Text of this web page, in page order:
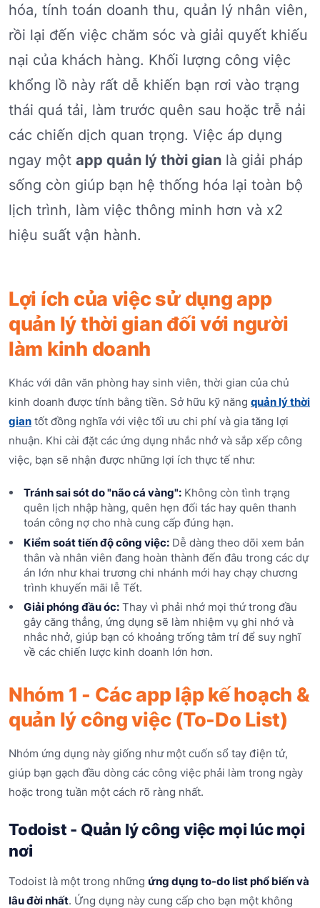
hóa, tính toán doanh thu, quản lý nhân viên,
rồi lại đến việc chăm sóc và giải quyết khiếu
nại của khách hàng. Khối lượng công việc
khổng lồ này rất dễ khiến bạn rơi vào trạng
thái quá tải, làm trước quên sau hoặc trễ nải
các chiến dịch quan trọng. Việc áp dụng
ngay một app quản lý thời gian là giải pháp
sống còn giúp bạn hệ thống hóa lại toàn bộ
lịch trình, làm việc thông minh hơn và x2
hiệu suất vận hành.
Lợi ích của việc sử dụng app
quản lý thời gian đối với người
làm kinh doanh
Khác với dân văn phòng hay sinh viên, thời gian của chủ
kinh doanh được tính bằng tiền. Sở hữu kỹ năng quản lý thời
gian tốt đồng nghĩa với việc tối ưu chi phí và gia tăng lợi
nhuận. Khi cài đặt các ứng dụng nhắc nhở và sắp xếp công
việc, bạn sẽ nhận được những lợi ích thực tế như:
Tránh sai sót do "não cá vàng":Không còn tình trạng
quên lịch nhập hàng, quên hẹn đối tác hay quên thanh
toán công nợ cho nhà cung cấp đúng hạn.
Kiểm soát tiến độ công việc:Dễ dàng theo dõi xem bản
thân và nhân viên đang hoàn thành đến đâu trong các dự
án lớn như khai trương chi nhánh mới hay chạy chương
trình khuyến mãi lễ Tết.
Giải phóng đầu óc:Thay vì phải nhớ mọi thứ trong đầu
gây căng thẳng, ứng dụng sẽ làm nhiệm vụ ghi nhớ và
nhắc nhở, giúp bạn có khoảng trống tâm trí để suy nghĩ
về các chiến lược kinh doanh lớn hơn.
Nhóm 1 - Các app lập kế hoạch &
quản lý công việc (To-Do List)
Nhóm ứng dụng này giống như một cuốn sổ tay điện tử,
giúp bạn gạch đầu dòng các công việc phải làm trong ngày
hoặc trong tuần một cách rõ ràng nhất.
Todoist - Quản lý công việc mọi lúc mọi
nơi
Todoist là một trong những ứng dụng to-do list phổ biến và
lâu đời nhất. Ứng dụng này cung cấp cho bạn một không